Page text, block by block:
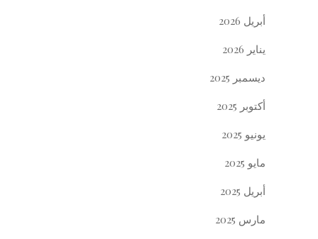
أبريل 2026
يناير 2026
ديسمبر 2025
أكتوبر 2025
يونيو 2025
مايو 2025
أبريل 2025
مارس 2025